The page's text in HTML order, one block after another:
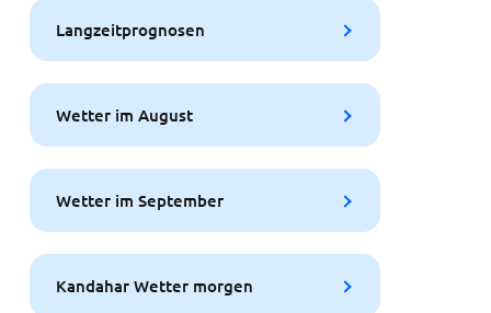
Langzeitprognosen
Wetter im August
Wetter im September
Kandahar Wetter morgen